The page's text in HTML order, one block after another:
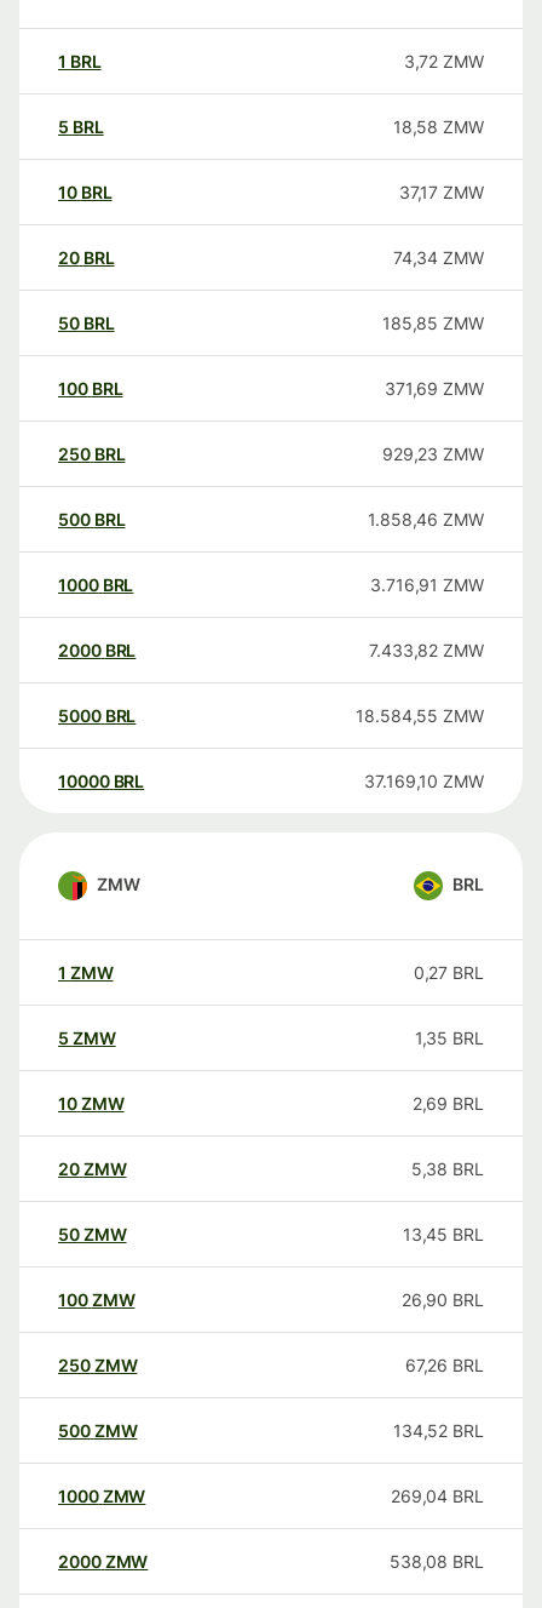
1 BRL 3,72 ZMW
5 BRL 18,58 ZMW
10 BRL 37,17 ZMW
20 BRL 74,34 ZMW
50 BRL 185,85 ZMW
100 BRL 371,69 ZMW
250 BRL 929,23 ZMW
500 BRL 1.858,46 ZMW
1000 BRL 3.716,91 ZMW
2000 BRL 7.433,82 ZMW
5000 BRL 18.584,55 ZMW
10000 BRL 37.169,10 ZMW
ZMW BRL
1 ZMW 0,27 BRL
5 ZMW 1,35 BRL
10ZMW 2,69 BRL
20ZMW 5,38 BRL
50ZMW 13,45 BRL
100ZMW 26,90 BRL
250ZMW 67,26 BRL
500ZMW 134,52 BRL
1000ZMW 269,04 BRL
2000ZMW 538,08 BRL